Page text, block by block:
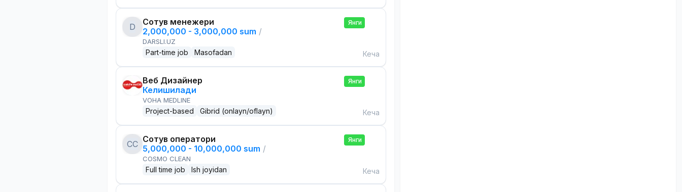
D
Сотув менежери
2,000,000 - 3,000,000 sum /
DARSLI.UZ
Part-time job Masofadan
Янги
Кеча
Веб Дизайнер
Келишилади
VOHA MEDLINE
Project-based Gibrid (onlayn/oflayn)
Янги
Кеча
CC Сотув оператори
5,000,000 - 10,000,000 sum /
COSMO CLEAN
Full time job Ish joyidan
Янги
Кеча